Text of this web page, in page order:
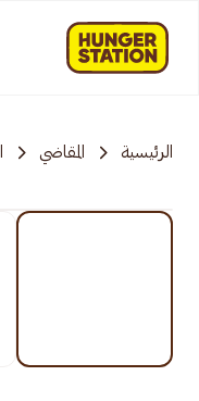
الرئيسية المقاضي